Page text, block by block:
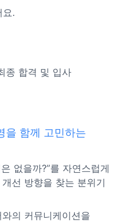
요.
종 합격 및 입사
을 함께 고민하는
없을까?”를 자연스럽게
선 방향을 찾는 분위기
의 커뮤니케이션을